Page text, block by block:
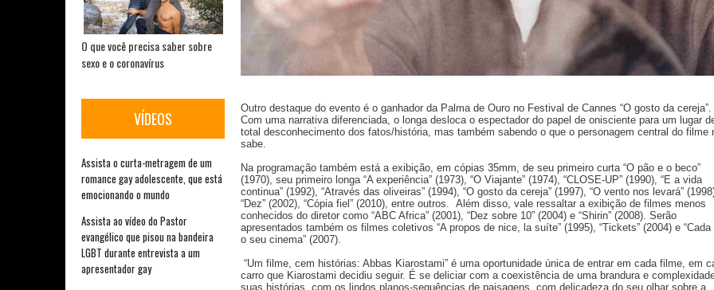
O que você precisa saber sobre
sexo e o coronavírus
VÍDEOS
Assista o curta-metragem de um
romance gay adolescente, que está
emocionando o mundo
Assista ao vídeo do Pastor
evangélico que pisou na bandeira
LGBT durante entrevista a um
apresentador gay
Outro destaque do evento é o ganhador da Palma de Ouro no Festival de Cannes “O gosto da cereja”.
Com uma narrativa diferenciada, o longa desloca o espectador do papel de onisciente para um lugar
total desconhecimento dos fatos/história, mas também sabendo o que o personagem central do filme
sabe.
Na programação também está a exibição, em cópias 35mm, de seu primeiro curta “O pão e o beco”
(1970), seu primeiro longa “A experiência” (1973), “O Viajante” (1974), “CLOSE-UP” (1990), “E a vida
continua” (1992), “Através das oliveiras” (1994), “O gosto da cereja” (1997), “O vento nos levará”
“Dez” (2002), “Cópia fiel” (2010), entre outros. Além disso, vale ressaltar a exibição de filmes menos
conhecidos do diretor como “ABC Africa” (2001), “Dez sobre 10” (2004) e “Shirin” (2008). Serão
apresentados também os filmes coletivos “A propos de nice, la suíte” (1995), “Tickets” (2004) e “Cada
o seu cinema” (2007).
“Um filme, cem histórias: Abbas Kiarostami” é uma oportunidade única de entrar em cada filme, em
carro que Kiarostami decidiu seguir. É se deliciar com a coexistência de uma brandura e
suas histórias, com os lindos planos-sequências de paisagens, com delicadeza do seu olhar sobre a